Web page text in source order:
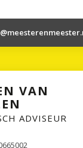
VAN
ADVISEUR